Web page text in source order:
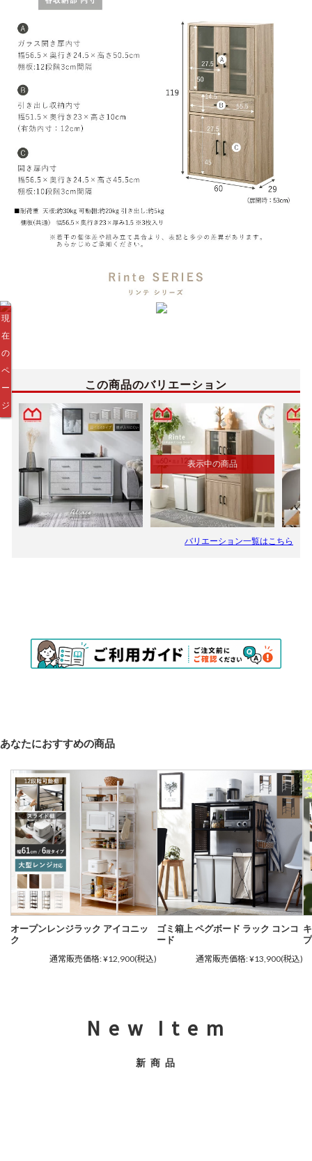
あなたにおすすめの商品
オープンレンジラック アイコニッ
ク
通常販売価格:¥12,900(税込)
ゴミ箱上 ペグボード ラック コンコ
ード
通常販売価格:¥13,900(税込)
N e w I t e m
新 商 品